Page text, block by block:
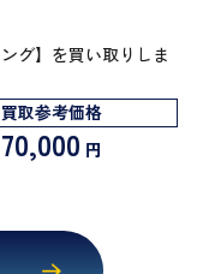
ング】を買い取りしま
買取参考価格
70,000 円